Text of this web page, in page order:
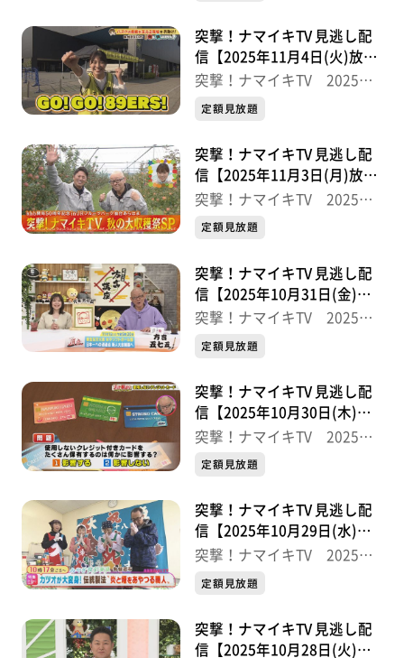
突撃！ナマイキTV 見逃し配
信【2025年11月4日(火)放送
分】
突撃！ナマイキTV 2025後
半
定額見放題
突撃！ナマイキTV 見逃し配
信【2025年11月3日(月)放送
分】
突撃！ナマイキTV 2025後
半
定額見放題
突撃！ナマイキTV 見逃し配
信【2025年10月31日(金)放
送分】
突撃！ナマイキTV 2025後
半
定額見放題
突撃！ナマイキTV 見逃し配
信【2025年10月30日(木)放
送分】
突撃！ナマイキTV 2025後
半
定額見放題
突撃！ナマイキTV 見逃し配
信【2025年10月29日(水)放
送分】
突撃！ナマイキTV 2025後
半
定額見放題
突撃！ナマイキTV 見逃し配
信【2025年10月28日(火)放